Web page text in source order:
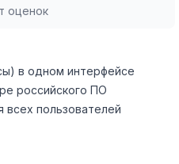
оценок
в одном интерфейсе
российского ПО
пользователей